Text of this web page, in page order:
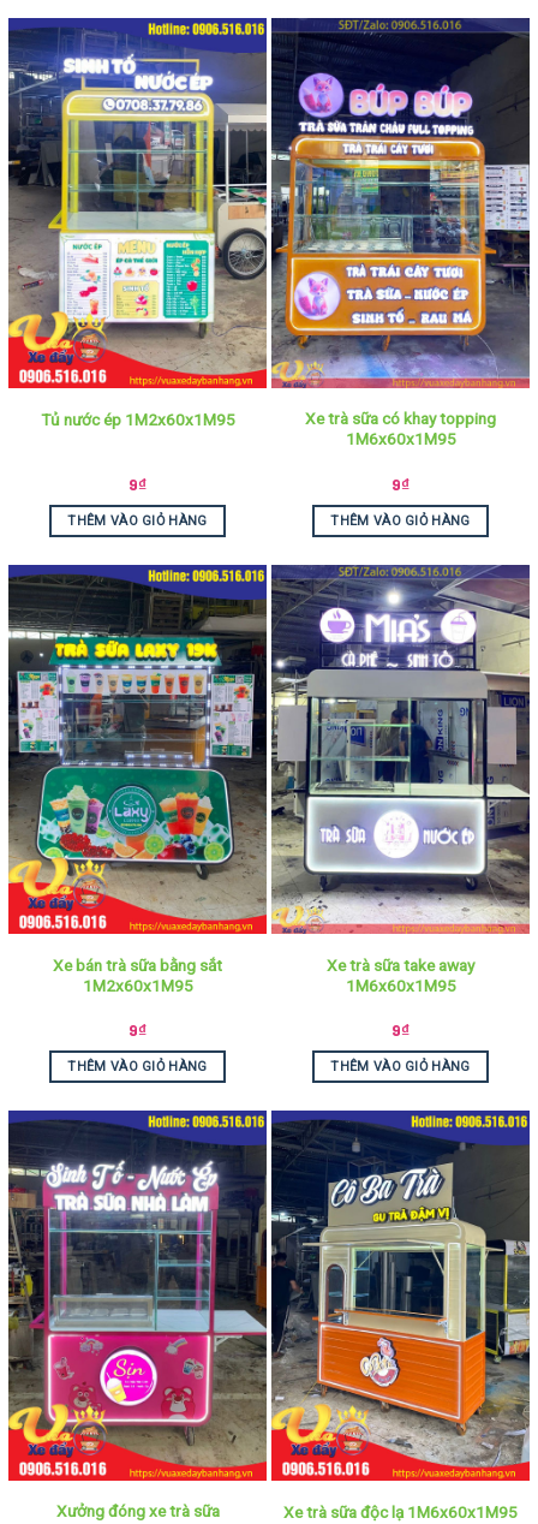
Tủ nước ép 1M2x60x1M95
9₫
THÊM VÀO GIỎ HÀNG
Xe trà sữa có khay topping
1M6x60x1M95
9₫
THÊM VÀO GIỎ HÀNG
Xe bán trà sữa bằng sắt
1M2x60x1M95
9₫
THÊM VÀO GIỎ HÀNG
Xe trà sữa take away
1M6x60x1M95
9₫
THÊM VÀO GIỎ HÀNG
Xưởng đóng xe trà sữa
Xe trà sữa độc lạ 1M6x60x1M95